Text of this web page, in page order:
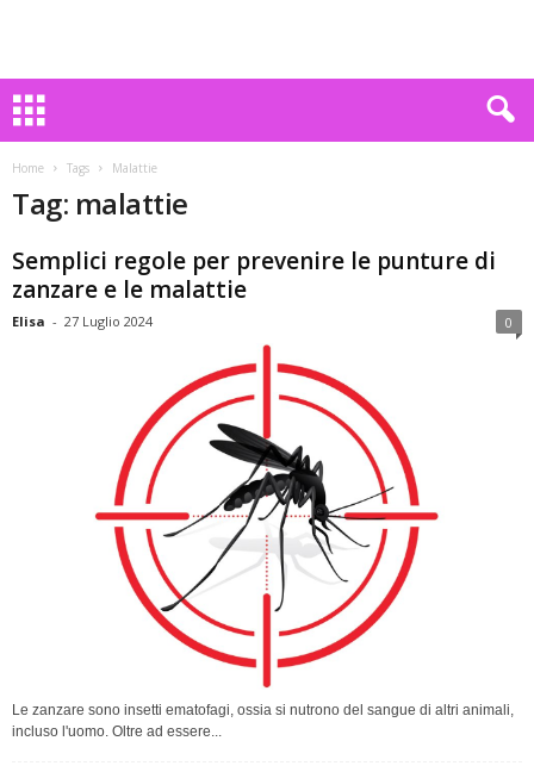
Home Tags Malattie
Tag: malattie
Semplici regole per prevenire le punture di
zanzare e le malattie
Elisa - 27 Luglio 2024 0
Le zanzare sono insetti ematofagi, ossia si nutrono del sangue di altri animali,
incluso l'uomo. Oltre ad essere...